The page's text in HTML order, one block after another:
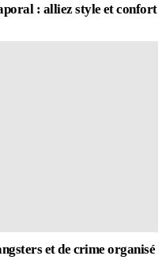
: alliez style et confort
et de crime organisé